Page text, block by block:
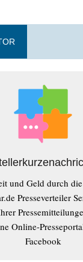
und Geld durch
Presseverteiler
Online-
Facebook